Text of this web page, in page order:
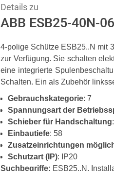
Details zu
ABB ESB25-40N-
4-polige Schütze ESB25..N mit
zur Verfügung. Sie schalten
eine integrierte
Schalten. Ein als Zubehör
Gebrauchskategorie: 7
Spannungsart der
Schieber für Handschaltung
Einbautiefe: 58
Zusatzeinrichtungen
Schutzart (IP): IP20
Suchbegriffe: ESB25..N,